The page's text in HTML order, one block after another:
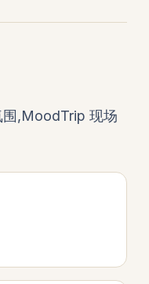
,MoodTrip 现场